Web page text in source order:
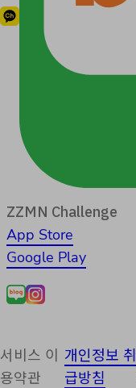
ZZMN Challenge
App Store
Google Play
서비스 이
용약관
개인정보 취
급방침